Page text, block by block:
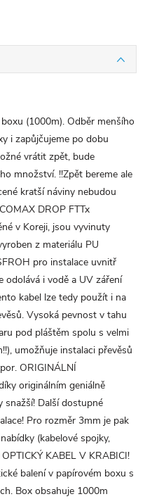
(1000m). Odběr menšího
i zapůjčujeme po dobu
vrátit zpět, bude
množství. !!Zpět bereme ale
kratší náviny nebudou
DROP FTTx
v Koreji, jsou vyvinuty
z materiálu PU
pro instalace uvnitř
odolává i vodě a UV záření
kabel lze tedy použít i na
Vysoká pevnost v tahu
pod pláštěm spolu s velmi
umožňuje instalaci převěsů
ORIGINÁLNÍ
originálním geniálně
snažší! Další dostupné
Pro rozměr 3mm je pak
(kabelové spojky,
KABEL V KRABICI!
balení v papírovém boxu s
Box obsahuje 1000m